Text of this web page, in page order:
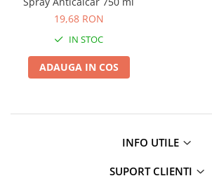
Solutie pentru desfundat tevi
Solutii curatare bucatarie
Solutii curatat baie
Solutii curatat covoare
19,68 RON
IN STOC
ADAUGA IN COS
INFO UTILE
SUPORT CLIENTI